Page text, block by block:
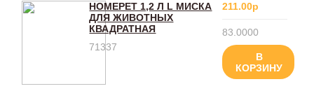
HOMEPET 1,2 Л L МИСКА
ДЛЯ ЖИВОТНЫХ
КВАДРАТНАЯ
71337
211.00р
83.0000
В
КОРЗИНУ